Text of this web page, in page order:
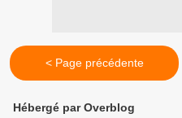
< Page précédente
Hébergé par Overblog